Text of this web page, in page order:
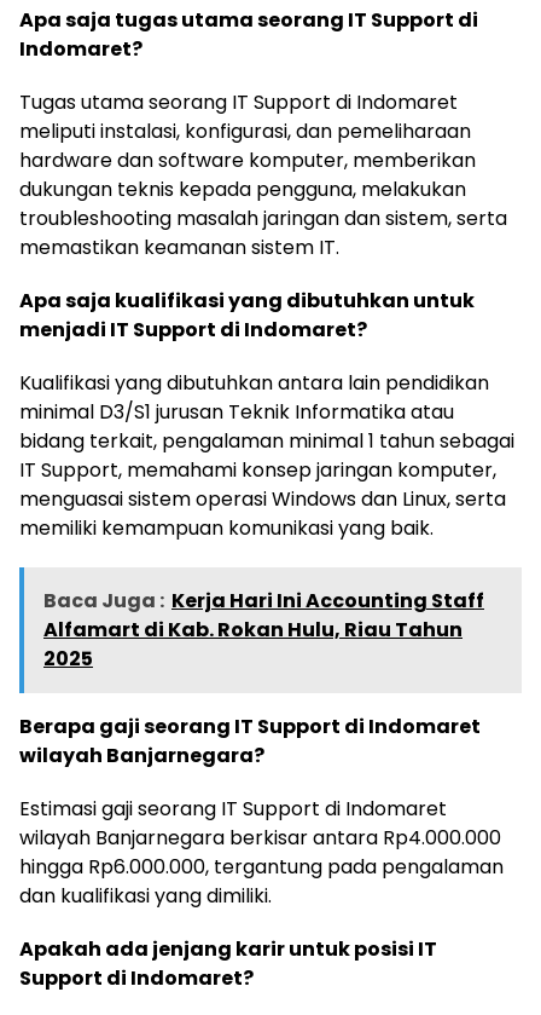
Apa saja tugas utama seorang IT Support di
Indomaret?
Tugas utama seorang IT Support di Indomaret
meliputi instalasi, konfigurasi, dan pemeliharaan
hardware dan software komputer, memberikan
dukungan teknis kepada pengguna, melakukan
troubleshooting masalah jaringan dan sistem, serta
memastikan keamanan sistem IT.
Apa saja kualifikasi yang dibutuhkan untuk
menjadi IT Support di Indomaret?
Kualifikasi yang dibutuhkan antara lain pendidikan
minimal D3/S1 jurusan Teknik Informatika atau
bidang terkait, pengalaman minimal 1 tahun sebagai
IT Support, memahami konsep jaringan komputer,
menguasai sistem operasi Windows dan Linux, serta
memiliki kemampuan komunikasi yang baik.
Baca Juga : Kerja Hari Ini Accounting Staff
Alfamart di Kab. Rokan Hulu, Riau Tahun
2025
Berapa gaji seorang IT Support di Indomaret
wilayah Banjarnegara?
Estimasi gaji seorang IT Support di Indomaret
wilayah Banjarnegara berkisar antara Rp4.000.000
hingga Rp6.000.000, tergantung pada pengalaman
dan kualifikasi yang dimiliki.
Apakah ada jenjang karir untuk posisi IT
Support di Indomaret?